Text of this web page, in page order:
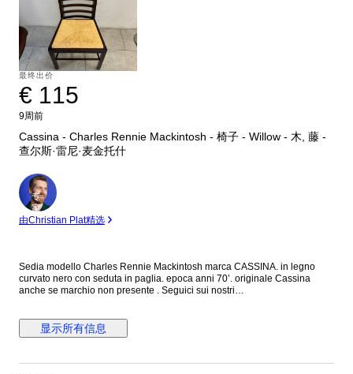
最终出价
€ 115
9周前
Cassina - Charles Rennie Mackintosh - 椅子 - Willow - 木, 藤 -
查尔斯·雷尼·麦金托什
专
家
由Christian Plat精选
Sedia modello Charles Rennie Mackintosh marca CASSINA. in legno
curvato nero con seduta in paglia. epoca anni 70’. originale Cassina
anche se marchio non presente . Seguici sui nostri
显示所有信息